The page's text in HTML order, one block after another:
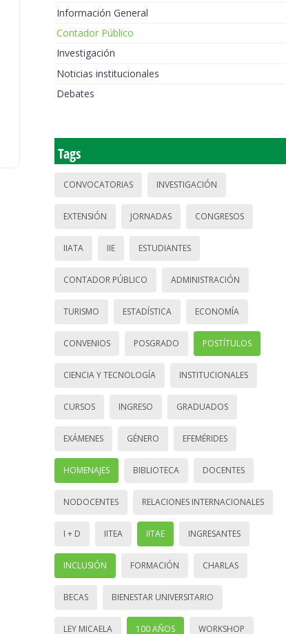
Información General
Contador Público
Investigación
Noticias institucionales
Debates
Tags
CONVOCATORIAS INVESTIGACIÓN
EXTENSIÓN JORNADAS CONGRESOS
IIATA IIE ESTUDIANTES
CONTADOR PÚBLICO ADMINISTRACIÓN
TURISMO ESTADÍSTICA ECONOMÍA
CONVENIOS POSGRADO POSTÍTULOS
CIENCIA Y TECNOLOGÍA INSTITUCIONALES
CURSOS INGRESO GRADUADOS
EXÁMENES GÉNERO EFEMÉRIDES
HOMENAJES BIBLIOTECA DOCENTES
NODOCENTES RELACIONES INTERNACIONALES
I + D IITEA IITAE INGRESANTES
INCLUSIÓN FORMACIÓN CHARLAS
BECAS BIENESTAR UNIVERSITARIO
LEY MICAELA 100 AÑOS WORKSHOP